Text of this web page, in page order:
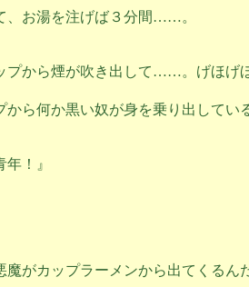
、お湯を注げば３分間……。
から煙が吹き出して……。げほげほ
から何か黒い奴が身を乗り出してい
！』
がカップラーメンから出てくるん